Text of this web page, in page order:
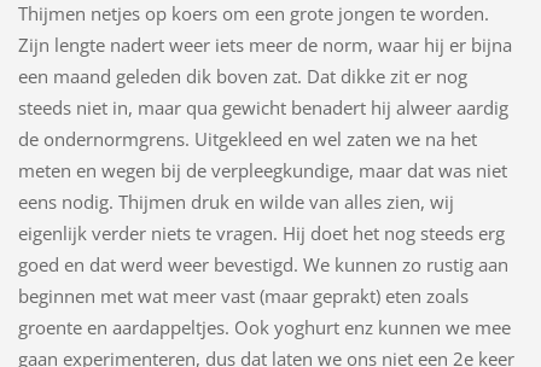
Thijmen netjes op koers om een grote jongen te worden.
Zijn lengte nadert weer iets meer de norm, waar hij er bijna
een maand geleden dik boven zat. Dat dikke zit er nog
steeds niet in, maar qua gewicht benadert hij alweer aardig
de ondernormgrens. Uitgekleed en wel zaten we na het
meten en wegen bij de verpleegkundige, maar dat was niet
eens nodig. Thijmen druk en wilde van alles zien, wij
eigenlijk verder niets te vragen. Hij doet het nog steeds erg
goed en dat werd weer bevestigd. We kunnen zo rustig aan
beginnen met wat meer vast (maar geprakt) eten zoals
groente en aardappeltjes. Ook yoghurt enz kunnen we mee
gaan experimenteren, dus dat laten we ons niet een 2e keer